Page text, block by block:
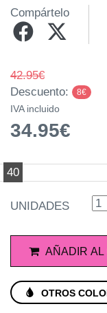
Compártelo
42.95€
Descuento:
8€
IVA incluido
34.95€
40
UNIDADES
AÑADIR AL
OTROS